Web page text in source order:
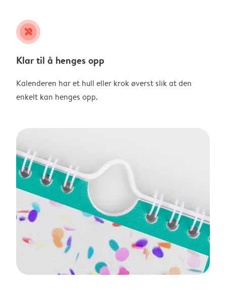
tools
Klar til å henges opp
Kalenderen har et hull eller krok øverst slik at den
enkelt kan henges opp.